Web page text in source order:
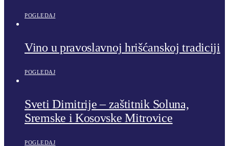
POGLEDAJ
Vino u pravoslavnoj hrišćanskoj tradiciji
POGLEDAJ
Sveti Dimitrije – zaštitnik Soluna,
Sremske i Kosovske Mitrovice
POGLEDAJ